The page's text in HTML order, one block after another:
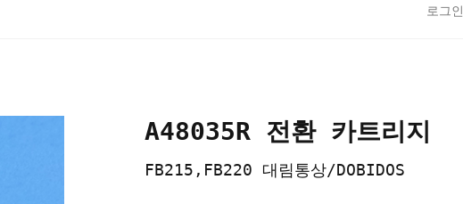
로그인
A48035R 전환 카트리지
FB215,FB220 대림통상/DOBIDOS